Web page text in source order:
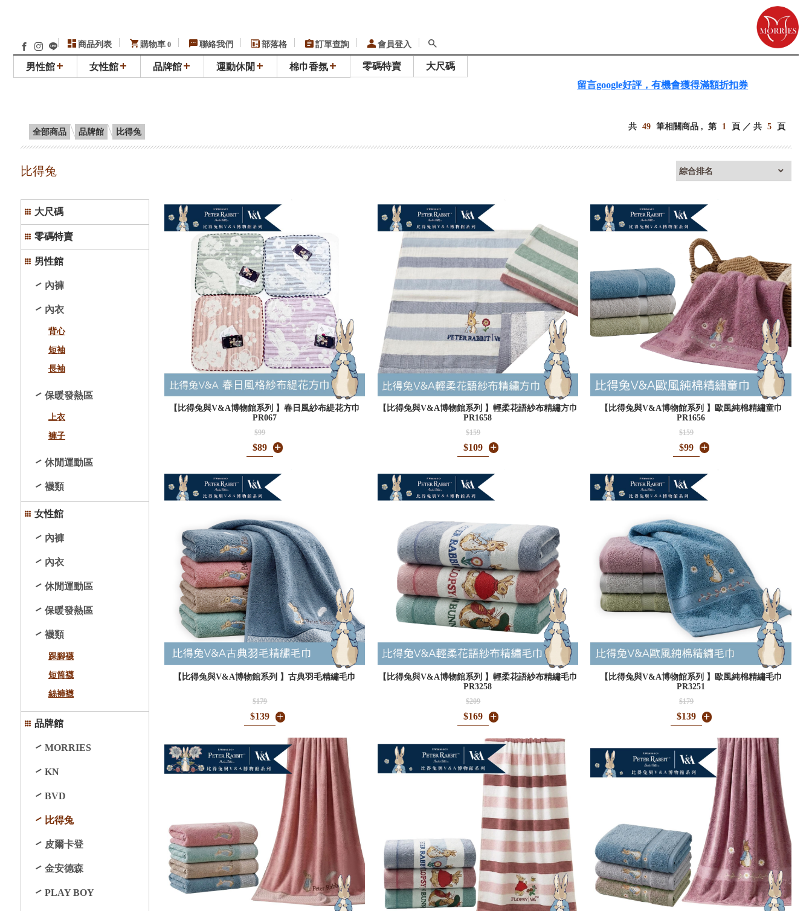
商品列表 購物車 0 聯絡我們 部落格 訂單查詢 會員登入
男性館 女性館 品牌館 運動休閒 棉巾香氛 零碼特賣
大尺碼
留言google好評，有機會獲得滿額折扣券
全部商品 品牌館 比得兔
共 49 筆相關商品 , 第 1 頁 ／ 共 5 頁
比得兔
大尺碼
零碼特賣
男性館
內褲
內衣
背心
短袖
長袖
保暖發熱區
上衣
褲子
休閒運動區
襪類
女性館
內褲
內衣
休閒運動區
保暖發熱區
襪類
踝腳襪
短筒襪
絲褲襪
品牌館
MORRIES
KN
BVD
比得兔
皮爾卡登
金安德森
PLAY BOY
【比得兔與V&A博物館系列 】春日風紗布緹花方巾
PR067
$99
$89
【比得兔與V&A博物館系列 】輕柔花語紗布精繡方巾
PR1658
$159
$109
【比得兔與V&A博物館系列 】歐風純棉精繡童巾
PR1656
$159
$99
【比得兔與V&A博物館系列 】古典羽毛精繡毛巾
$179
$139
【比得兔與V&A博物館系列 】輕柔花語紗布精繡毛巾
PR3258
$209
$169
【比得兔與V&A博物館系列 】歐風純棉精繡毛巾
PR3251
$179
$139